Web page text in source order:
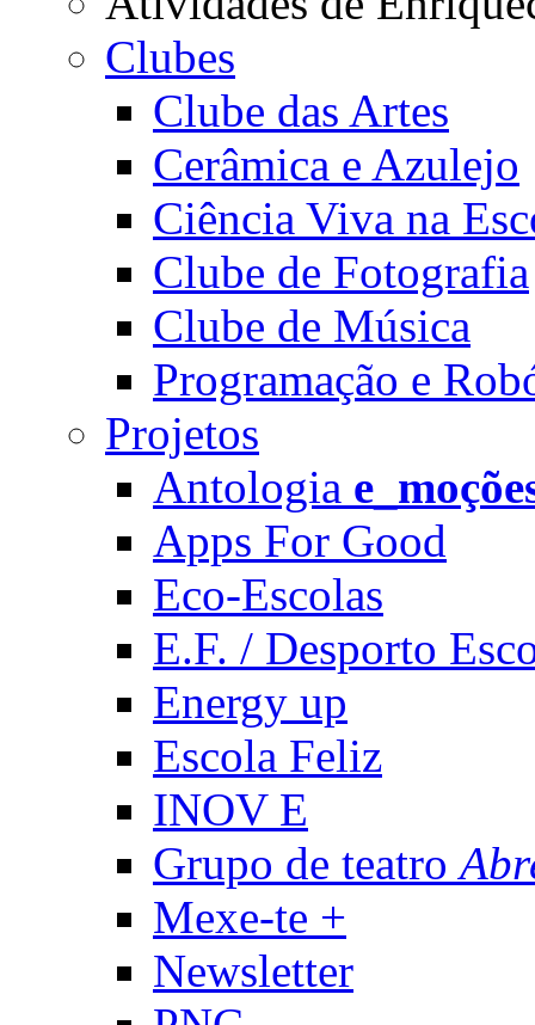
Clubes
Clube das Artes
Cerâmica e Azulejo
Ciência Viva na
Clube de Fotografia
Clube de Música
Programação e
Projetos
Antologia
Apps For Good
Eco-Escolas
E.F. / Desporto
Energy up
Escola Feliz
INOV E
Grupo de teatro
Mexe-te +
Newsletter